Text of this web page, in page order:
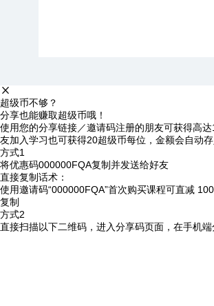
超级币不够？
分享也能赚取超级币哦！
使用您的分享链接／邀请码注册的朋友可获得高
友加入学习也可获得20超级币每位，金额会自动
方式1
将优惠码000000FQA复制并发送给好友
直接复制话术：
使用邀请码“000000FQA”首次购买课程可直减
复制
方式2
直接扫描以下二维码，进入分享码页面，在手机端